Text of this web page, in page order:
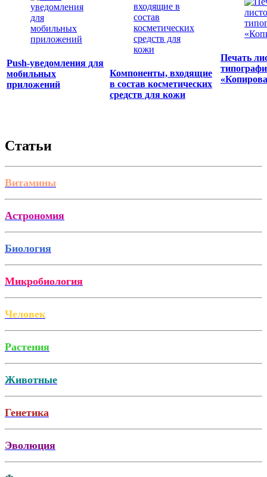
Push-уведомления для
мобильных
приложений
Компоненты, входящие
в состав косметических
средств для кожи
Печать
Статьи
Витамины
Астрономия
Биология
Микробиология
Человек
Растения
Животные
Генетика
Эволюция